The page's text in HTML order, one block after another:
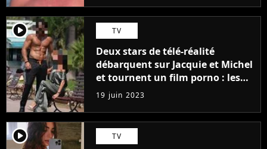
player2 TV
Deux stars de télé-réalité
débarquent sur Jacquie et Michel
et tournent un film porno : les
premières images du tournage
(exclu)
19 juin 2023
player2 TV